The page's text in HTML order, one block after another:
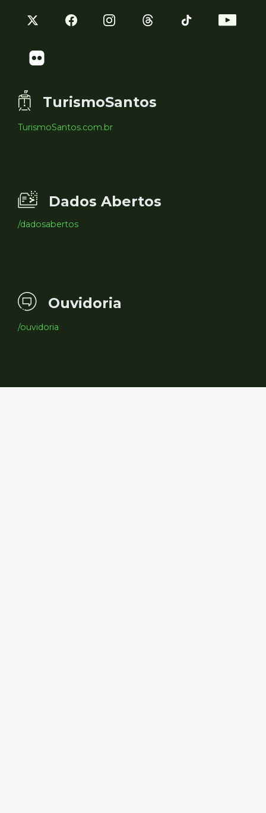
TurismoSantos
TurismoSantos.com.br
Dados Abertos
/dadosabertos
Ouvidoria
/ouvidoria